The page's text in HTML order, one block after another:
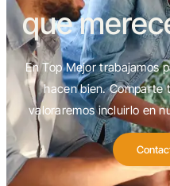
que
En Top Mejor trabajamos
hacen bien. Comparte
valoraremos incluirlo en